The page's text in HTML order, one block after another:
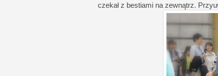
czekał z bestiami na zewnątrz.